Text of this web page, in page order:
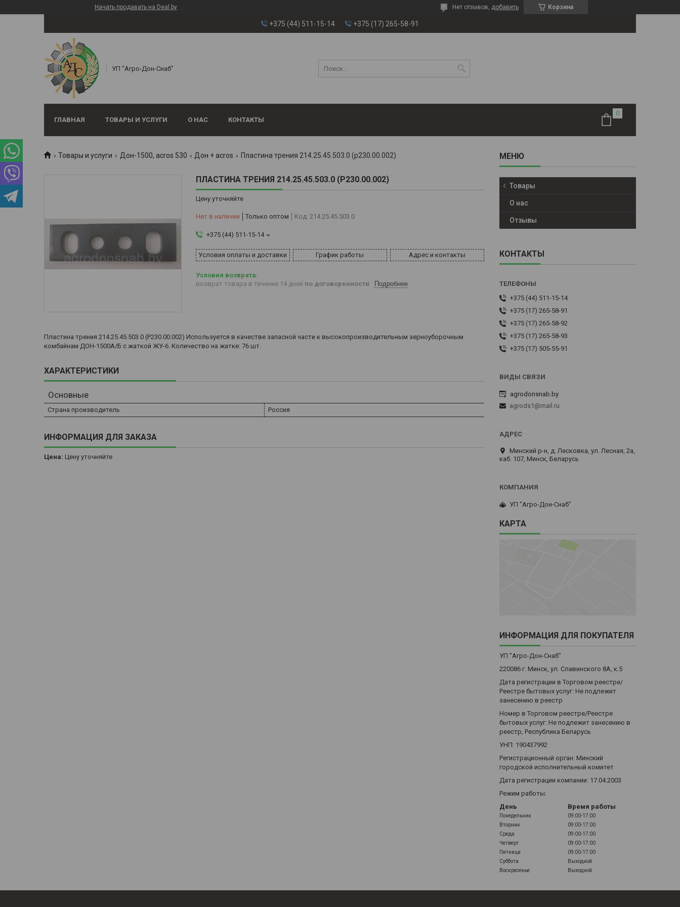
Начать продавать на Deal.by Корзина
Нет отзывов, добавить
+375 (44) 511-15-14 +375 (17) 265-58-91
УП "Агро-Дон-Снаб"
ГЛАВНАЯ ТОВАРЫ И УСЛУГИ О НАС КОНТАКТЫ
Товары и услуги Дон-1500, аcros 530 Дон + acros Пластина трения 214.25.45.503.0 (р230.00.002)
ПЛАСТИНА ТРЕНИЯ 214.25.45.503.0 (Р230.00.002)
Цену уточняйте
Нет в наличии Только оптом Код: 214.25.45.503.0
+375 (44) 511-15-14
Условия оплаты и доставки График работы Адрес и контакты
возврат товара в течение 14 дней по договоренности Подробнее
Пластина трения 214.25.45.503.0 (Р230.00.002) Используется в качестве запасной части к высокопроизводительным зерноуборочным
комбайнам ДОН-1500А/Б с жаткой ЖУ-6. Количество на жатке: 76 шт.
ХАРАКТЕРИСТИКИ
Основные
Страна производитель Россия
ИНФОРМАЦИЯ ДЛЯ ЗАКАЗА
Цена: Цену уточняйте
Товары
О нас
Отзывы
КОНТАКТЫ
+375 (44) 511-15-14
+375 (17) 265-58-91
+375 (17) 265-58-92
+375 (17) 265-58-93
+375 (17) 505-55-91
agrodonsnab.by
agrods1@mail.ru
Минский р-н, д. Лесковка, ул. Лесная, 2а,
каб. 107, Минск, Беларусь
УП "Агро-Дон-Снаб"
КАРТА
ИНФОРМАЦИЯ ДЛЯ ПОКУПАТЕЛЯ
УП "Агро-Дон-Снаб"
220086 г. Минск, ул. Славинского 8А, к.5
Дата регистрации в Торговом реестре/
Реестре бытовых услуг: Не подлежит
занесению в реестр
Номер в Торговом реестре/Реестре
бытовых услуг: Не подлежит занесению в
реестр, Республика Беларусь
УНП: 190437992
Регистрационный орган: Минский
городской исполнительный комитет
Дата регистрации компании: 17.04.2003
Режим работы:
День
Время работы
Понедельник
09:00-17:00
Вторник
09:00-17:00
Среда
09:00-17:00
Четверг
09:00-17:00
Пятница
09:00-17:00
Суббота
Выходной
Воскресенье
Выходной